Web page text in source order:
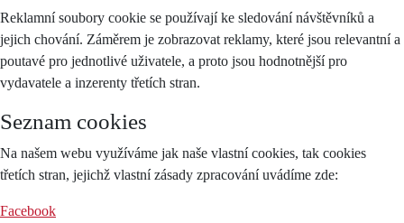
Reklamní soubory cookie se používají ke sledování návštěvníků a
jejich chování. Záměrem je zobrazovat reklamy, které jsou relevantní a
poutavé pro jednotlivé uživatele, a proto jsou hodnotnější pro
vydavatele a inzerenty třetích stran.
Seznam cookies
Na našem webu využíváme jak naše vlastní cookies, tak cookies
třetích stran, jejichž vlastní zásady zpracování uvádíme zde:
Facebook